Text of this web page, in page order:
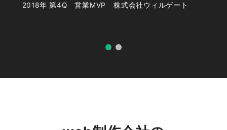
ています。実際、多くの企業がオンライン上での
2018年 第4Q 営業MVP 株式会社ウィルゲート